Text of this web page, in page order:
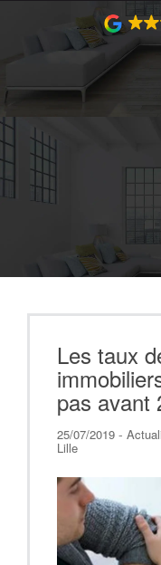
Les taux
pas avant
25/07/2019 -
Lille